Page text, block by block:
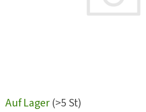
Auf Lager(>5 St)